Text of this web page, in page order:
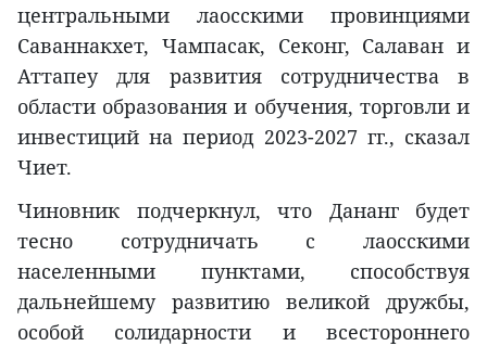
центральными лаосскими провинциями
Саваннакхет, Чампасак, Секонг, Салаван и
Аттапеу для развития сотрудничества в
области образования и обучения, торговли и
инвестиций на период 2023-2027 гг., сказал
Чиет.
Чиновник подчеркнул, что Дананг будет
тесно сотрудничать с лаосскими
населенными пунктами, способствуя
дальнейшему развитию великой дружбы,
особой солидарности и всестороннего